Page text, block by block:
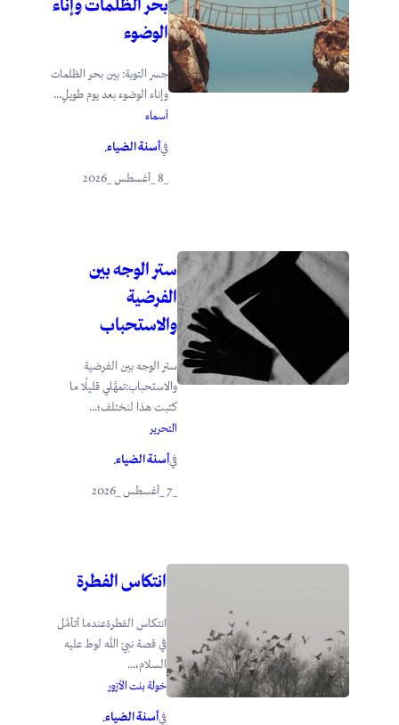
الوضوء
جسر التوبة: بين بحر الظلمات
وإناء الوضوء بعد يوم طويلٍ...
أسماء
فيأسنة الضياء.
ستر الوجه بين
الفرضية
والاستحباب
ستر الوجه بين الفرضية
والاستحباب:تمهَّلي قليلًا ما
كتبت هذا لنختلف؛...
التحرير
فيأسنة الضياء.
انتكاس الفطرة
انتكاس الفطرةعندما أتأمَّل
في قصة نبيّ الله لوط عليه
السلام،...
خولة بنت الأزور
فيأسنة الضياء.